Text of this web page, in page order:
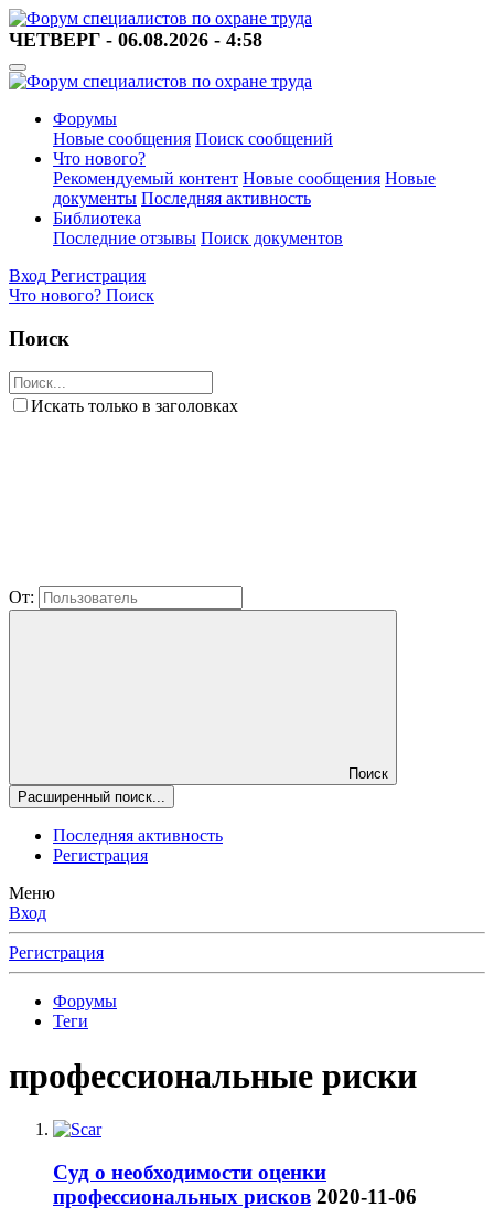
ЧЕТВЕРГ - 06.08.2026 - 4:58
Форумы
Новые сообщения Поиск сообщений
Что нового?
Рекомендуемый контент Новые сообщения Новые
документы Последняя активность
Библиотека
Последние отзывы Поиск документов
Вход Регистрация
Что нового? Поиск
Поиск
Искать только в заголовках
От:
Поиск
Расширенный поиск...
Последняя активность
Регистрация
Меню
Вход
Регистрация
Форумы
Теги
профессиональные риски
Суд о необходимости оценки
профессиональных рисков 2020-11-06